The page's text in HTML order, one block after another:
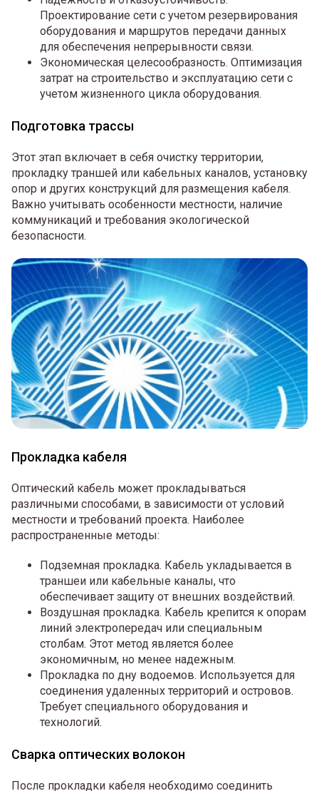
Проектирование сети с учетом резервирования
оборудования и маршрутов передачи данных
для обеспечения непрерывности связи.
Экономическая целесообразность. Оптимизация
затрат на строительство и эксплуатацию сети с
учетом жизненного цикла оборудования.
Подготовка трассы
Этот этап включает в себя очистку территории,
прокладку траншей или кабельных каналов, установку
опор и других конструкций для размещения кабеля.
Важно учитывать особенности местности, наличие
коммуникаций и требования экологической
безопасности.
Прокладка кабеля
Оптический кабель может прокладываться
различными способами, в зависимости от условий
местности и требований проекта. Наиболее
распространенные методы:
Подземная прокладка. Кабель укладывается в
траншеи или кабельные каналы, что
обеспечивает защиту от внешних воздействий.
Воздушная прокладка. Кабель крепится к опорам
линий электропередач или специальным
столбам. Этот метод является более
экономичным, но менее надежным.
Прокладка по дну водоемов. Используется для
соединения удаленных территорий и островов.
Требует специального оборудования и
технологий.
Сварка оптических волокон
После прокладки кабеля необходимо соединить